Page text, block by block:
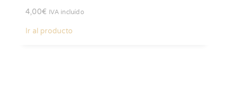
4,00€ IVA incluído
Ir al producto